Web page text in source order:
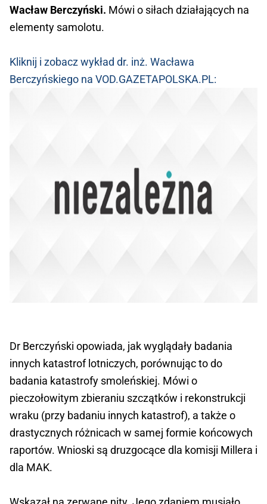
Wacław Berczyński. Mówi o siłach działających na
elementy samolotu.
Kliknij i zobacz wykład dr. inż. Wacława
Berczyńskiego na VOD.GAZETAPOLSKA.PL:
Dr Berczyński opowiada, jak wyglądały badania
innych katastrof lotniczych, porównując to do
badania katastrofy smoleńskiej. Mówi o
pieczołowitym zbieraniu szczątków i rekonstrukcji
wraku (przy badaniu innych katastrof), a także o
drastycznych różnicach w samej formie końcowych
raportów. Wnioski są druzgocące dla komisji Millera i
dla MAK.